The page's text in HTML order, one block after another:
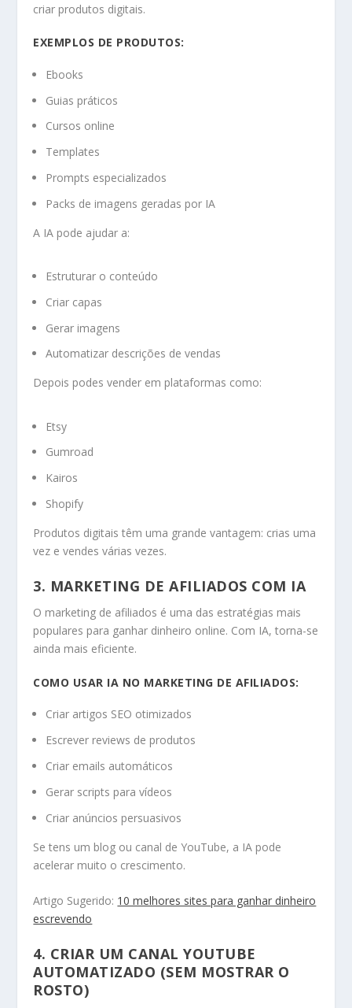
criar produtos digitais.
EXEMPLOS DE PRODUTOS:
Ebooks
Guias práticos
Cursos online
Templates
Prompts especializados
Packs de imagens geradas por IA
A IA pode ajudar a:
Estruturar o conteúdo
Criar capas
Gerar imagens
Automatizar descrições de vendas
Depois podes vender em plataformas como:
Etsy
Gumroad
Kairos
Shopify
Produtos digitais têm uma grande vantagem: crias uma
vez e vendes várias vezes.
3. MARKETING DE AFILIADOS COM IA
O marketing de afiliados é uma das estratégias mais
populares para ganhar dinheiro online. Com IA, torna-se
ainda mais eficiente.
COMO USAR IA NO MARKETING DE AFILIADOS:
Criar artigos SEO otimizados
Escrever reviews de produtos
Criar emails automáticos
Gerar scripts para vídeos
Criar anúncios persuasivos
Se tens um blog ou canal de YouTube, a IA pode
acelerar muito o crescimento.
Artigo Sugerido: 10 melhores sites para ganhar dinheiro
escrevendo
4. CRIAR UM CANAL YOUTUBE
AUTOMATIZADO (SEM MOSTRAR O
ROSTO)